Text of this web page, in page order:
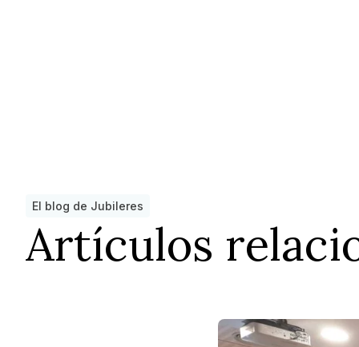
El blog de Jubileres
Artículos